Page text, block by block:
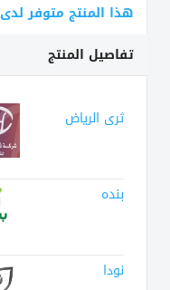
هذا المنتج متوفر لدى
تفاصيل المنتج
ثرى الرياض
بنده
نودا